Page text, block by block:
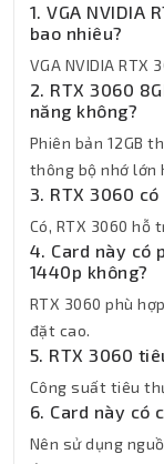
1. VGA NVIDIA
bao nhiêu?
VGA NVIDIA RTX
2. RTX 3060
năng không?
Phiên bản 12GB
thông bộ nhớ lớn
3. RTX 3060
Có, RTX 3060
4. Card này có
1440p không?
RTX 3060 phù
đặt cao.
5. RTX 3060
Công suất tiêu
6. Card này có
Nên sử dụng